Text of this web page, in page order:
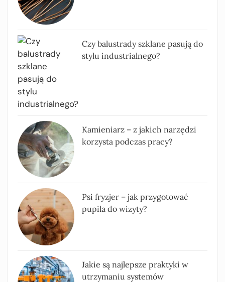
Czy balustrady szklane pasują do
stylu industrialnego?
Kamieniarz – z jakich narzędzi
korzysta podczas pracy?
Psi fryzjer – jak przygotować
pupila do wizyty?
Jakie są najlepsze praktyki w
utrzymaniu systemów